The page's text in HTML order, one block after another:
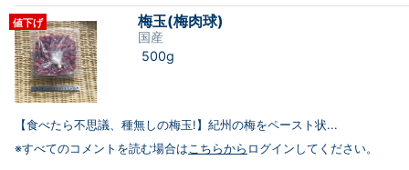
値下げ 梅玉(梅肉球)
国産
500g
【食べたら不思議、種無しの梅玉!】紀州の梅をペースト状...
※すべてのコメントを読む場合はこちらから ログインしてください。